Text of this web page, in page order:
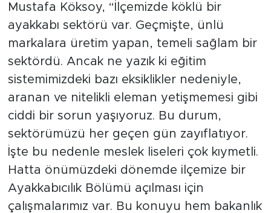
Mustafa Köksoy, “İlçemizde köklü bir
ayakkabı sektörü var. Geçmişte, ünlü
markalara üretim yapan, temeli sağlam bir
sektördü. Ancak ne yazık ki eğitim
sistemimizdeki bazı eksiklikler nedeniyle,
aranan ve nitelikli eleman yetişmemesi gibi
ciddi bir sorun yaşıyoruz. Bu durum,
sektörümüzü her geçen gün zayıflatıyor.
İşte bu nedenle meslek liseleri çok kıymetli.
Hatta önümüzdeki dönemde ilçemize bir
Ayakkabıcılık Bölümü açılması için
çalışmalarımız var. Bu konuyu hem bakanlık